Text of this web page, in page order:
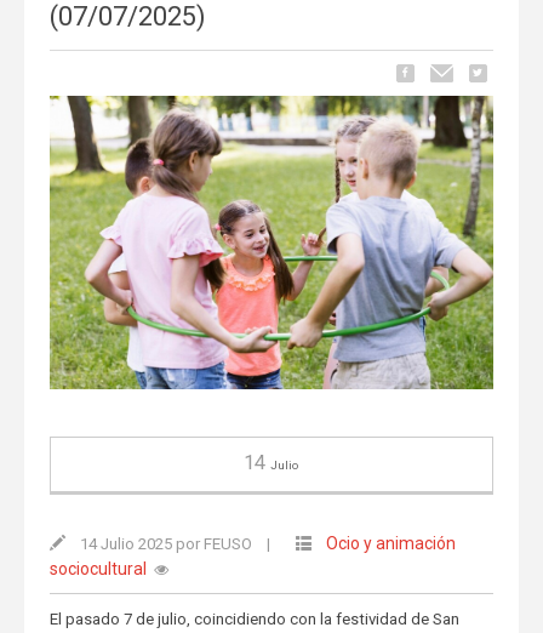
(07/07/2025)
14Julio
14 Julio 2025 por FEUSO |
Ocio y animación
sociocultural
El pasado 7 de julio, coincidiendo con la festividad de San